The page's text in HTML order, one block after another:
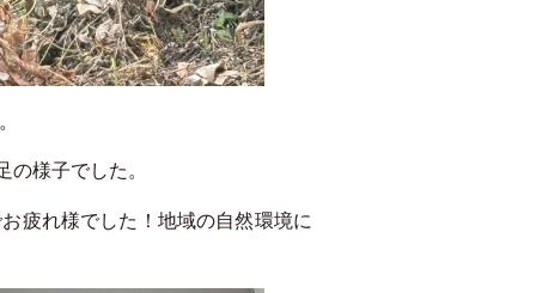
様子でした。
疲れ様でした！地域の自然環境に